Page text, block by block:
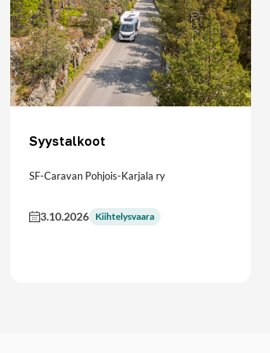
Syystalkoot
SF-Caravan Pohjois-Karjala ry
3.10.2026 Kiihtelysvaara